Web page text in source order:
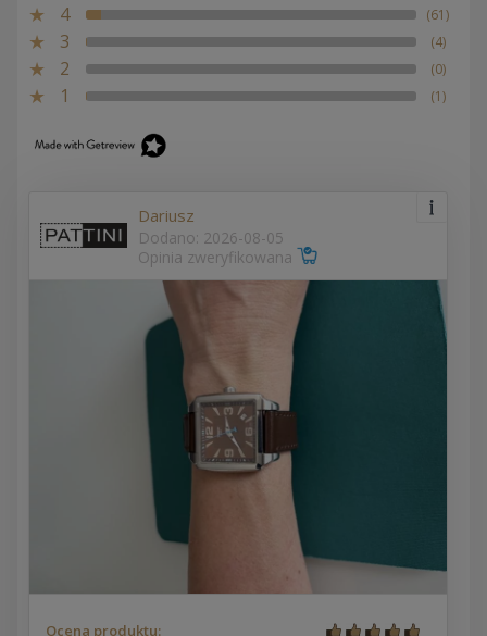
4 (61)
3 (4)
2 (0)
1 (1)
Dariusz
Dodano: 2026-08-05
Opinia zweryfikowana
Ocena produktu: